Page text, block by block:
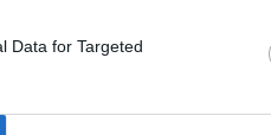
Data for Targeted
conjunto
del
se ha